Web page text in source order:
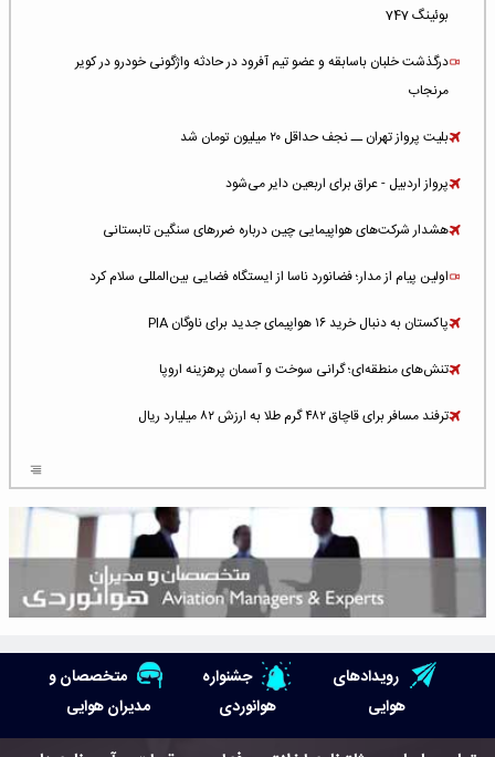
بوئینگ 747
درگذشت خلبان باسابقه و عضو تیم آفرود در حادثه واژگونی خودرو در کویر
مرنجاب
بلیت پرواز تهران ــ نجف حداقل ۲۰ میلیون تومان شد
پرواز اردبیل - عراق برای اربعین دایر می‌شود
هشدار شرکت‌های هواپیمایی چین درباره ضررهای سنگین تابستانی
اولین پیام از مدار؛ فضانورد ناسا از ایستگاه فضایی بین‌المللی سلام کرد
پاکستان به دنبال خرید ۱۶ هواپیمای جدید برای ناوگان PIA
تنش‌های منطقه‌ای؛ گرانی سوخت و آسمان پرهزینه اروپا
ترفند مسافر برای قاچاق ۴۸۲ گرم طلا به ارزش ۸۲ میلیارد ریال
شلوغ‌ترین فرودگاه‌های اروپا در ۲۰۲۵: لندن، استانبول و پاریس
پخش زنده پرواز سیزدهم موشک استارشیپ اسپیس‌ایکس [جمعه ساعت ۰۱:۴۵]
هوش مصنوعی وارد تعمیر و بازرسی موتورهای هواپیما شد
حمله هوایی به تأسیسات فرودگاه سمنان
استخدام در صنعت هوانوردی کانادا با آموزش رایگان و حقوق ۱۲۷ هزار دلاری
رویدادهای
هوایی
جشنواره
هوانوردی
متخصصان و
مدیران هوایی